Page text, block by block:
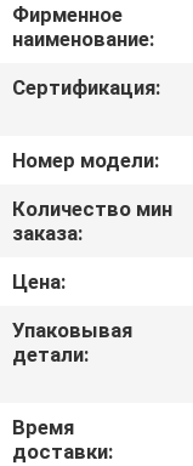
ФАБРИКИ
ПРОВЕРКА
КАЧЕСТВА
МЫ
НОВОСТИ
Фирменное
наименование:
Сертификация:
Номер модели:
Количество мин
заказа:
Цена:
Упаковывая
детали:
Время
доставки: